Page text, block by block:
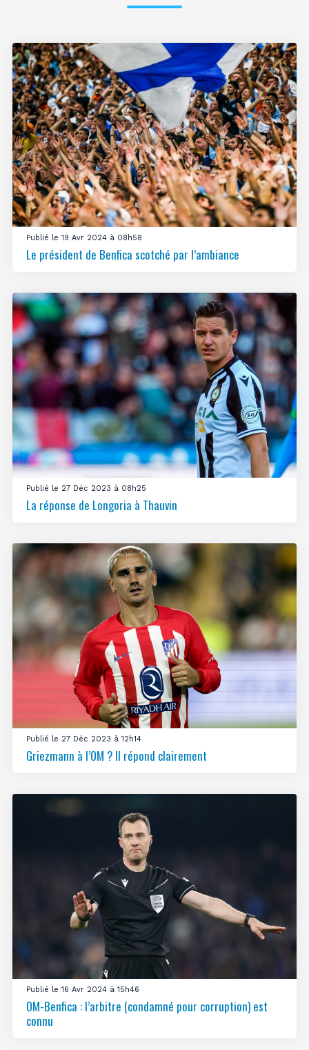
Publié le 19 Avr 2024 à 08h58
Le président de Benfica scotché par l’ambiance
Publié le 27 Déc 2023 à 08h25
La réponse de Longoria à Thauvin
Publié le 27 Déc 2023 à 12h14
Griezmann à l’OM ? Il répond clairement
Publié le 16 Avr 2024 à 15h46
OM-Benfica : l’arbitre (condamné pour corruption) est
connu